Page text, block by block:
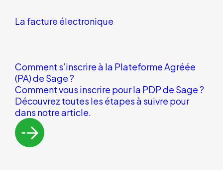
La facture électronique
Comment s’inscrire à la Plateforme Agréée
(PA) de Sage ?
Comment vous inscrire pour la PDP de Sage ?
Découvrez toutes les étapes à suivre pour
dans notre article.